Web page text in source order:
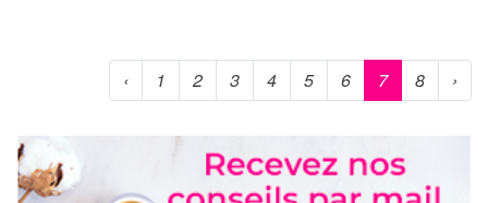
‹ 1 2 3 4 5 6 7 8 ›